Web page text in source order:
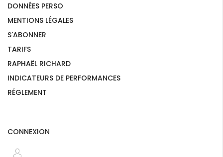
DONNÉES PERSO
MENTIONS LÉGALES
S'ABONNER
TARIFS
RAPHAËL RICHARD
INDICATEURS DE PERFORMANCES
RÉGLEMENT
CONNEXION